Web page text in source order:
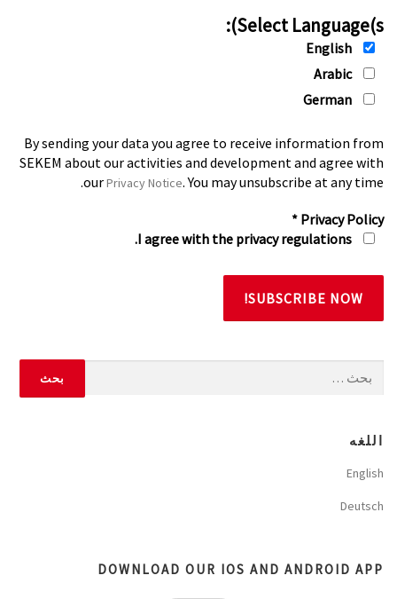
Select Language(s):
Arabic
By sending your data you agree to receive information from
SEKEM about our activities and development and agree with
ourPrivacy Notice. You may unsubscribe at any time.
Privacy Policy
*
اللغه
English
Deutsch
DOWNLOAD OUR IOS AND ANDROID APP